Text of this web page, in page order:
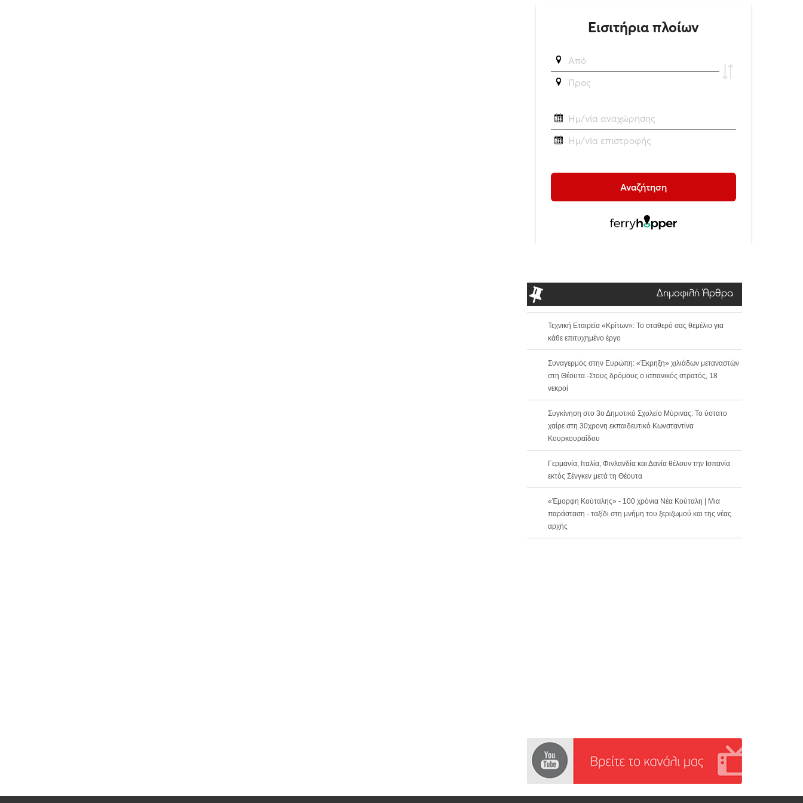
Δημοφιλή Άρθρα
Τεχνική Εταιρεία «Κρίτων»: Το σταθερό σας θεμέλιο για
κάθε επιτυχημένο έργο
Συναγερμός στην Ευρώπη: «Έκρηξη» χιλιάδων μεταναστών
στη Θέουτα -Στους δρόμους ο ισπανικός στρατός, 18
νεκροί
Συγκίνηση στο 3ο Δημοτικό Σχολείο Μύρινας: Το ύστατο
χαίρε στη 30χρονη εκπαιδευτικό Κωνσταντίνα
Κουρκουραΐδου
Γερμανία, Ιταλία, Φινλανδία και Δανία θέλουν την Ισπανία
εκτός Σένγκεν μετά τη Θέουτα
«Έμορφη Κούταλης» - 100 χρόνια Νέα Κούταλη | Μια
παράσταση - ταξίδι στη μνήμη του ξεριζωμού και της νέας
αρχής